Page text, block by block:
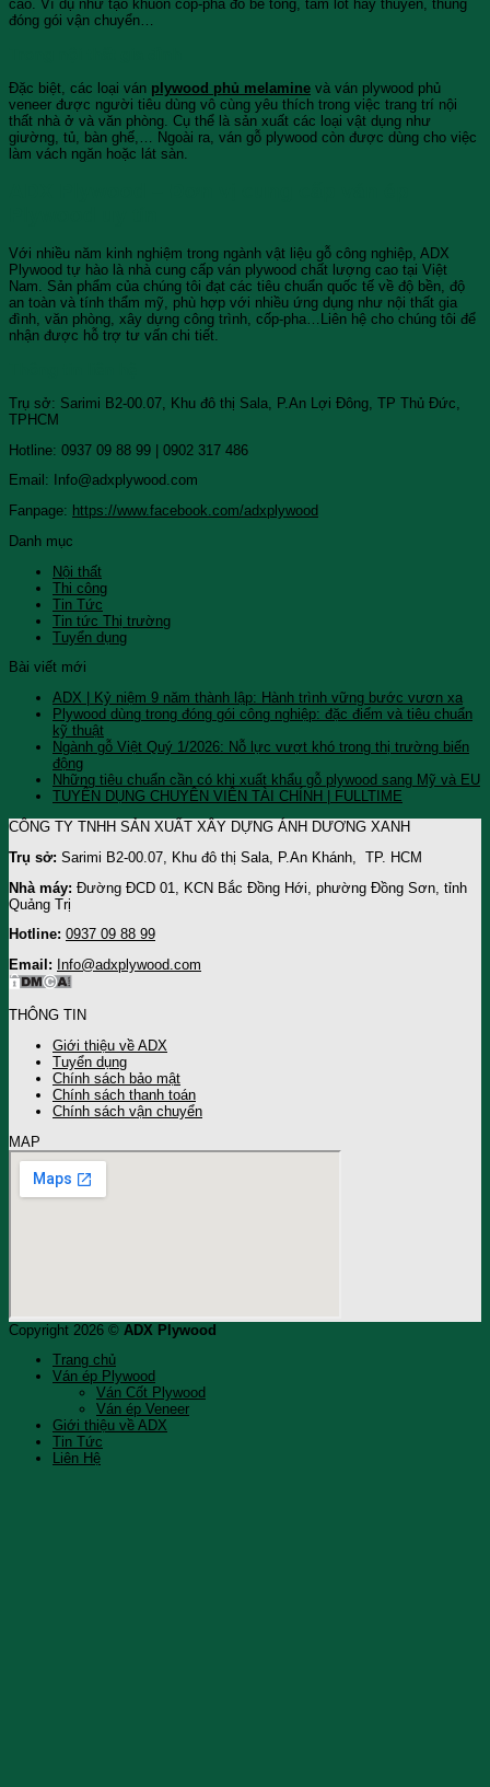
cao. Ví dụ như tạo khuôn cốp-pha đổ bê tông, tấm lót hay thuyền, thùng
đóng gói vận chuyển…
Đặc biệt, các loại ván plywood phủ melamine và ván plywood phủ
veneer được người tiêu dùng vô cùng yêu thích trong việc trang trí nội
thất nhà ở và văn phòng. Cụ thể là sản xuất các loại vật dụng như
giường, tủ, bàn ghế,… Ngoài ra, ván gỗ plywood còn được dùng cho việc
làm vách ngăn hoặc lát sàn.
Với nhiều năm kinh nghiệm trong ngành vật liệu gỗ công nghiệp, ADX
Plywood tự hào là nhà cung cấp ván plywood chất lượng cao tại Việt
Nam. Sản phẩm của chúng tôi đạt các tiêu chuẩn quốc tế về độ bền, độ
an toàn và tính thẩm mỹ, phù hợp với nhiều ứng dụng như nội thất gia
đình, văn phòng, xây dựng công trình, cốp-pha…Liên hệ cho chúng tôi để
nhận được hỗ trợ tư vấn chi tiết.
Trụ sở: Sarimi B2-00.07, Khu đô thị Sala, P.An Lợi Đông, TP Thủ Đức,
TPHCM
Hotline: 0937 09 88 99 | 0902 317 486
Email: Info@adxplywood.com
Fanpage: https://www.facebook.com/adxplywood
Danh mục
Nội thất
Thi công
Tin Tức
Tin tức Thị trường
Tuyển dụng
Bài viết mới
ADX | Kỷ niệm 9 năm thành lập: Hành trình vững bước vươn xa
Plywood dùng trong đóng gói công nghiệp: đặc điểm và tiêu chuẩn
kỹ thuật
Ngành gỗ Việt Quý 1/2026: Nỗ lực vượt khó trong thị trường biến
động
Những tiêu chuẩn cần có khi xuất khẩu gỗ plywood sang Mỹ và EU
TUYỂN DỤNG CHUYÊN VIÊN TÀI CHÍNH | FULLTIME
CÔNG TY TNHH SẢN XUẤT XÂY DỰNG ÁNH DƯƠNG XANH
Trụ sở: Sarimi B2-00.07, Khu đô thị Sala, P.An Khánh, TP. HCM
Nhà máy: Đường ĐCD 01, KCN Bắc Đồng Hới, phường Đồng Sơn, tỉnh
Quảng Trị
Hotline: 0937 09 88 99
Email: Info@adxplywood.com
THÔNG TIN
Giới thiệu về ADX
Tuyển dụng
Chính sách bảo mật
Chính sách thanh toán
Chính sách vận chuyển
MAP
Copyright 2026 © ADX Plywood
Trang chủ
Ván ép Plywood
Ván Cốt Plywood
Ván ép Veneer
Giới thiệu về ADX
Tin Tức
Liên Hệ